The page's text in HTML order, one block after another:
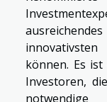
können. Es
Investoren,